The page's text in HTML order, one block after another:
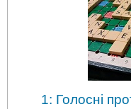
1: Голосні